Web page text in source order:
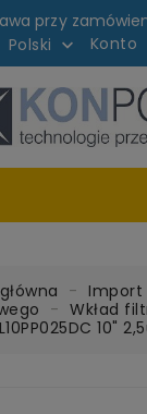
przy
Polski  Konto
Import
Wkład
10"